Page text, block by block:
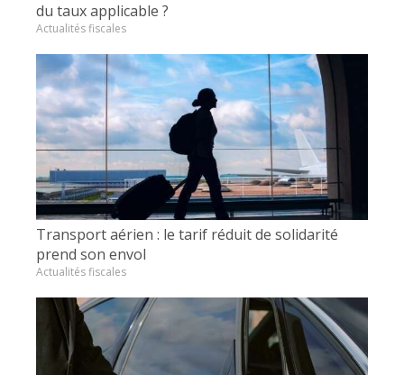
du taux applicable ?
Actualités fiscales
Transport aérien : le tarif réduit de solidarité
prend son envol
Actualités fiscales